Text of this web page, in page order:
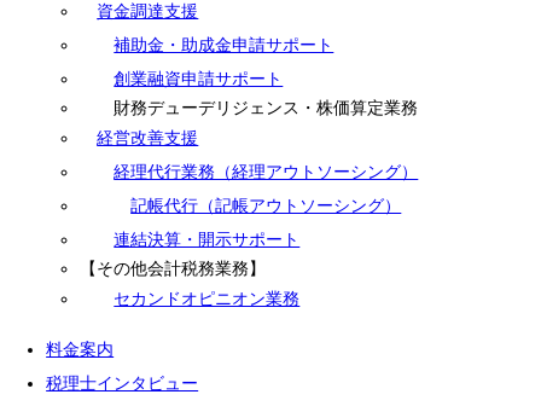
資金調達支援
補助金・助成金申請サポート
創業融資申請サポート
財務デューデリジェンス・株価算定業務
経営改善支援
経理代行業務（経理アウトソーシング）
記帳代行（記帳アウトソーシング）
連結決算・開示サポート
【その他会計税務業務】
セカンドオピニオン業務
料金案内
税理士インタビュー